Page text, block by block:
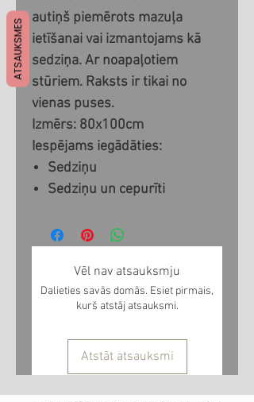
autiņš piemērots mazuļa
ietīšanai vai izmantojams kā
sedziņa. Ar noapaļotiem
stūriem. Raksts ir tikai no
vienas puses.
Izmērs: 80x100cm
Iespējams iegādāties:
Sedziņu
Sedziņu un cepurīti
Vēl nav atsauksmju
Dalieties savās domās. Esiet pirmais,
kurš atstāj atsauksmi.
Atstāt atsauksmi
ATSAUKSMES